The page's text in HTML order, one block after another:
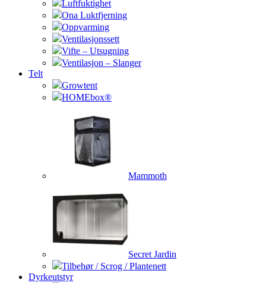
Luftfuktighet
Ona Luktfjerning
Oppvarming
Ventilasjonssett
Vifte – Utsugning
Ventilasjon – Slanger
Telt
Growtent
HOMEbox®
Mammoth
Secret Jardin
Tilbehør / Scrog / Plantenett
Dyrkeutstyr